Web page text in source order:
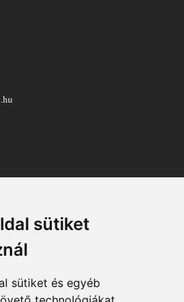
sütiket
sütiket és egyéb